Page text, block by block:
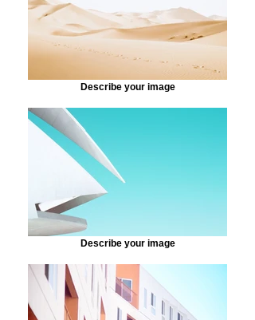
Describe your image
Describe your image